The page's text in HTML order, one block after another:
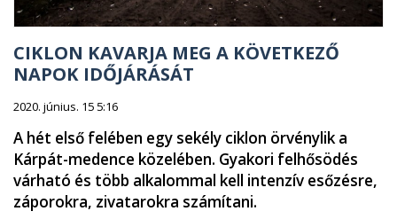
CIKLON KAVARJA MEG A KÖVETKEZŐ
NAPOK IDŐJÁRÁSÁT
2020. június. 15 5:16
A hét első felében egy sekély ciklon örvénylik a
Kárpát-medence közelében. Gyakori felhősödés
várható és több alkalommal kell intenzív esőzésre,
záporokra, zivatarokra számítani.